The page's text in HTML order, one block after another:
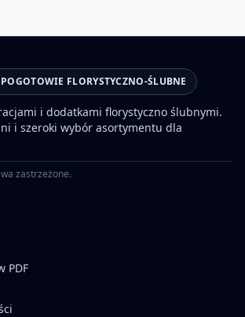
FLORYSTYCZNO-ŚLUBNE
i dodatkami florystyczno ślubnymi.
i szeroki wybór asortymentu dla
zastrzeżone.
PDF